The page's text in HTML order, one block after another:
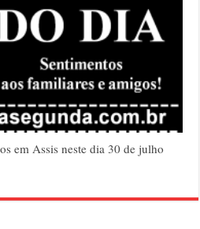
em Assis neste dia 30 de julho